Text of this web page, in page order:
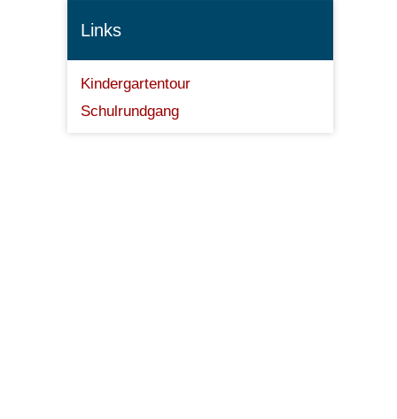
Links
Kindergartentour
Schulrundgang